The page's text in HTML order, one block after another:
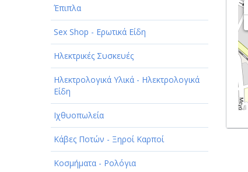
Έπιπλα
Sex Shop - Ερωτικά Είδη
Ηλεκτρικές Συσκευές
Ηλεκτρολογικά Υλικά - Ηλεκτρολογικά
Είδη
Ιχθυοπωλεία
Κάβες Ποτών - Ξηροί Καρποί
Κοσμήματα - Ρολόγια